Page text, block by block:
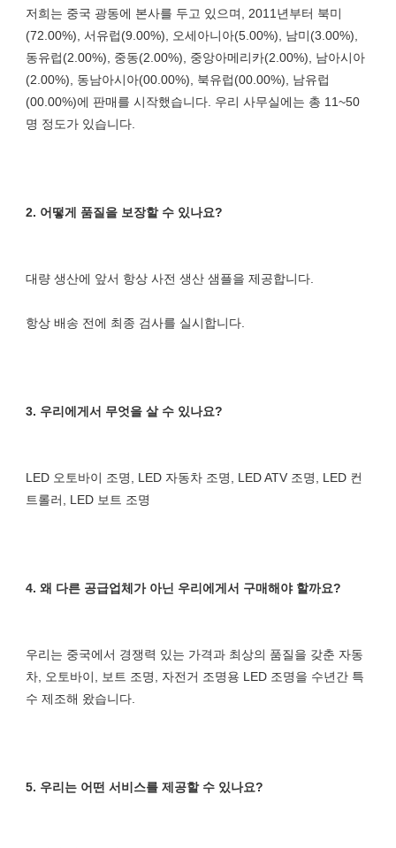
저희는 중국 광동에 본사를 두고 있으며, 2011년부터 북미
(72.00%), 서유럽(9.00%), 오세아니아(5.00%), 남미(3.00%),
동유럽(2.00%), 중동(2.00%), 중앙아메리카(2.00%), 남아시아
(2.00%), 동남아시아(00.00%), 북유럽(00.00%), 남유럽
(00.00%)에 판매를 시작했습니다. 우리 사무실에는 총 11~50
LED 오토바이 조명, LED 자동차 조명, LED ATV 조명, LED 컨
우리는 중국에서 경쟁력 있는 가격과 최상의 품질을 갖춘 자동
차, 오토바이, 보트 조명, 자전거 조명용 LED 조명을 수년간 특